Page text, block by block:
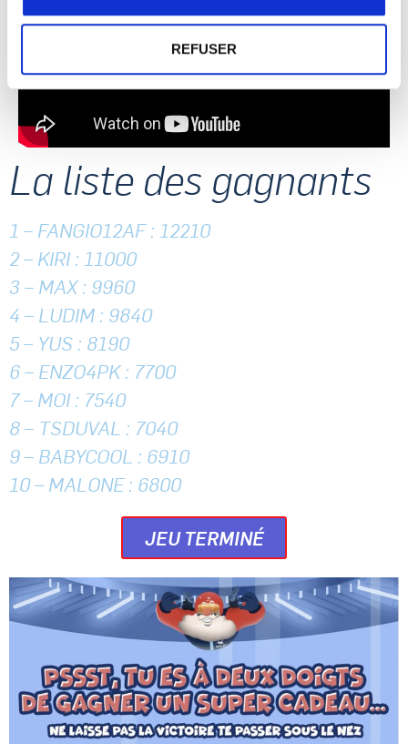
REFUSER
La liste des gagnants
1 – FANGIO12AF : 12210
2 – KIRI : 11000
3 – MAX : 9960
4 – LUDIM : 9840
5 – YUS : 8190
6 – ENZO4PK : 7700
7 – MOI : 7540
8 – TSDUVAL : 7040
9 – BABYCOOL : 6910
10 – MALONE : 6800
JEU TERMINÉ